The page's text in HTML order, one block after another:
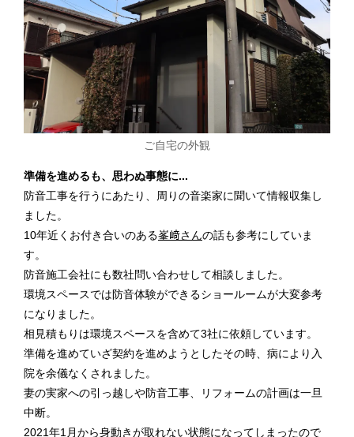
ご自宅の外観
準備を進めるも、思わぬ事態に...
防音工事を行うにあたり、周りの音楽家に聞いて情報収集し
ました。
10年近くお付き合いのある峯﨑さんの話も参考にしていま
す。
防音施工会社にも数社問い合わせして相談しました。
環境スペースでは防音体験ができるショールームが大変参考
になりました。
相見積もりは環境スペースを含めて3社に依頼しています。
準備を進めていざ契約を進めようとしたその時、病により入
院を余儀なくされました。
妻の実家への引っ越しや防音工事、リフォームの計画は一旦
中断。
2021年1月から身動きが取れない状態になってしまったので